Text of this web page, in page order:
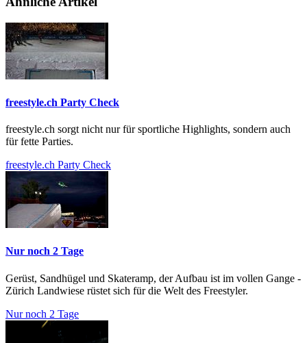
freestyle.ch Party Check
freestyle.ch sorgt nicht nur für sportliche Highlights, sondern auch
für fette Parties.
freestyle.ch Party Check
Nur noch 2 Tage
Gerüst, Sandhügel und Skateramp, der Aufbau ist im vollen Gange -
Zürich Landwiese rüstet sich für die Welt des Freestyler.
Nur noch 2 Tage